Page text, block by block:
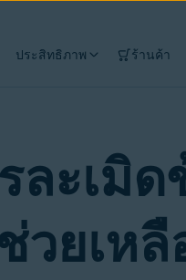
ประสิทธิภาพ ร้านค้า
ละเมิ
วยเห